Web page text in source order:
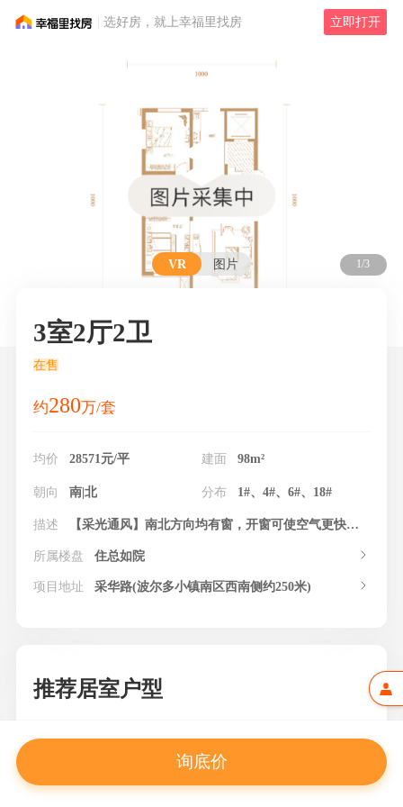
选好房，就上幸福里找房 立即打开
1/3
VR 图片
3室2厅2卫
在售
约280万/套
均价 28571元/平 建面 98m²
朝向 南|北 分布 1#、4#、6#、18#
描述 【采光通风】南北方向均有窗，开窗可使空气更快流动，南北房间冷热交叉循环。每个房间都有窗户更利于通风采光，避免房间潮湿和闷热的问题。
所属楼盘 住总如院
项目地址 采华路(波尔多小镇南区西南侧约250米)
推荐居室户型
询底价